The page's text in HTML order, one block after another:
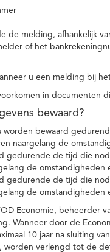
de melding, afhankelijk
of het
u een melding bij
in documenten
bewaard?
bewaard
naargelang de
gedurende de tijd die
de
gedurende de tijd die
de
Economie, beheerder
Wanneer door de
10 jaar na sluiting
worden verlengd tot de